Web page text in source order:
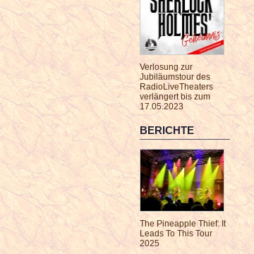
Verlosung zur
Jubiläumstour des
RadioLiveTheaters
verlängert bis zum
17.05.2023
BERICHTE
The Pineapple Thief: It
Leads To This Tour
2025